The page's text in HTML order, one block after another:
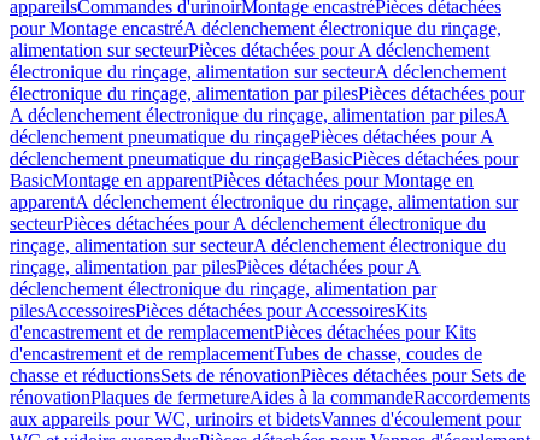
appareilsCommandes d'urinoirMontage encastréPièces détachées
pour Montage encastréA déclenchement électronique du rinçage,
alimentation sur secteurPièces détachées pour A déclenchement
électronique du rinçage, alimentation sur secteurA déclenchement
électronique du rinçage, alimentation par pilesPièces détachées pour
A déclenchement électronique du rinçage, alimentation par pilesA
déclenchement pneumatique du rinçagePièces détachées pour A
déclenchement pneumatique du rinçageBasicPièces détachées pour
BasicMontage en apparentPièces détachées pour Montage en
apparentA déclenchement électronique du rinçage, alimentation sur
secteurPièces détachées pour A déclenchement électronique du
rinçage, alimentation sur secteurA déclenchement électronique du
rinçage, alimentation par pilesPièces détachées pour A
déclenchement électronique du rinçage, alimentation par
pilesAccessoiresPièces détachées pour AccessoiresKits
d'encastrement et de remplacementPièces détachées pour Kits
d'encastrement et de remplacementTubes de chasse, coudes de
chasse et réductionsSets de rénovationPièces détachées pour Sets de
rénovationPlaques de fermetureAides à la commandeRaccordements
aux appareils pour WC, urinoirs et bidetsVannes d'écoulement pour